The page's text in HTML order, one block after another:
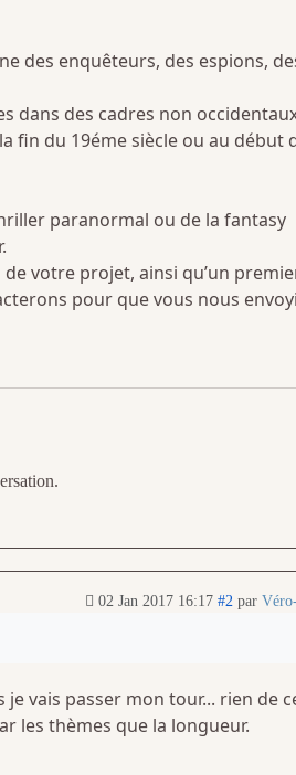
des enquêteurs, des espions,
dans des cadres non
fin du 19éme siècle ou au début
paranormal ou de la fantasy
votre projet, ainsi qu’un
pour que vous nous
02 Jan 2017 16:17 #2 par
vais passer mon tour... rien de
les thèmes que la longueur.